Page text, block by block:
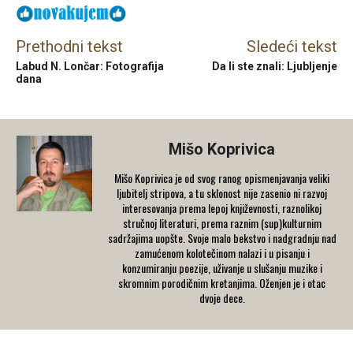
Prethodni tekst
Labud N. Lončar: Fotografija
dana
Sledeći tekst
Da li ste znali: Ljubljenje
Mišo Koprivica
Mišo Koprivica je od svog ranog opismenjavanja veliki
ljubitelj stripova, a tu sklonost nije zasenio ni razvoj
interesovanja prema lepoj književnosti, raznolikoj
stručnoj literaturi, prema raznim (sup)kulturnim
sadržajima uopšte. Svoje malo bekstvo i nadgradnju nad
zamućenom kolotečinom nalazi i u pisanju i
konzumiranju poezije, uživanje u slušanju muzike i
skromnim porodičnim kretanjima. Oženjen je i otac
dvoje dece.